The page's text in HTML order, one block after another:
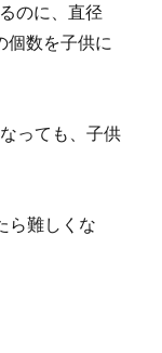
のに、直径
個数を子供に
っても、子供
ら難しくな